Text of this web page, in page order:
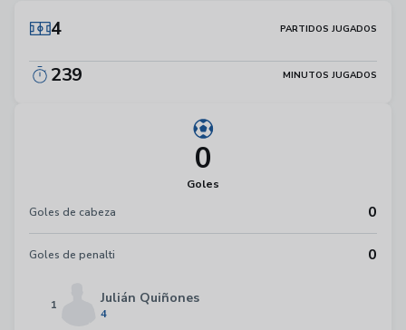
4
PARTIDOS JUGADOS
239 MINUTOS JUGADOS
0
Goles
Goles de cabeza
0
Goles de penalti 0
1 Julián Quiñones
4